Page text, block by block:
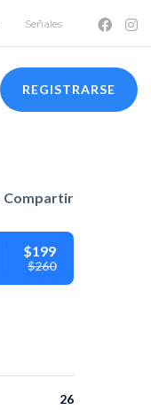
Señales
REGISTRARSE
Compartir
$199
$260
26